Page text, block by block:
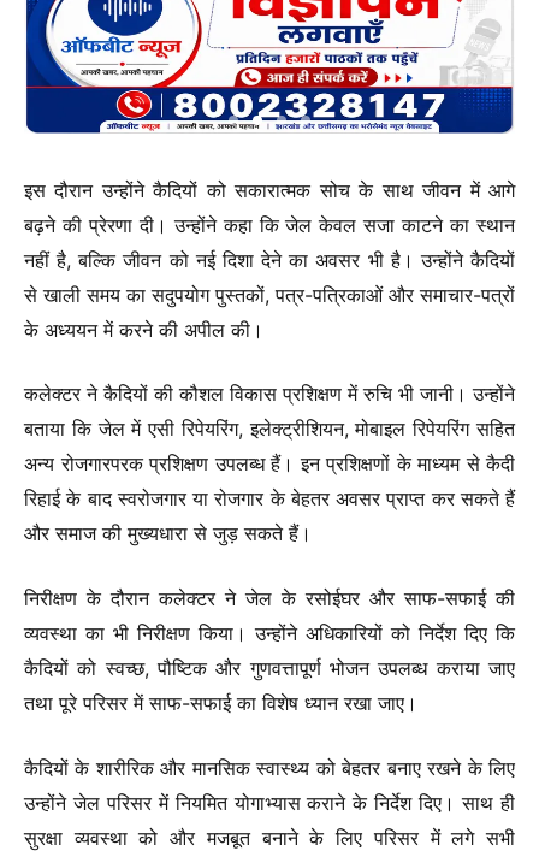
इस दौरान उन्होंने कैदियों को सकारात्मक सोच के साथ जीवन में आगे
बढ़ने की प्रेरणा दी। उन्होंने कहा कि जेल केवल सजा काटने का स्थान
नहीं है, बल्कि जीवन को नई दिशा देने का अवसर भी है। उन्होंने कैदियों
से खाली समय का सदुपयोग पुस्तकों, पत्र-पत्रिकाओं और समाचार-पत्रों
के अध्ययन में करने की अपील की।
कलेक्टर ने कैदियों की कौशल विकास प्रशिक्षण में रुचि भी जानी। उन्होंने
बताया कि जेल में एसी रिपेयरिंग, इलेक्ट्रीशियन, मोबाइल रिपेयरिंग सहित
अन्य रोजगारपरक प्रशिक्षण उपलब्ध हैं। इन प्रशिक्षणों के माध्यम से कैदी
रिहाई के बाद स्वरोजगार या रोजगार के बेहतर अवसर प्राप्त कर सकते हैं
और समाज की मुख्यधारा से जुड़ सकते हैं।
निरीक्षण के दौरान कलेक्टर ने जेल के रसोईघर और साफ-सफाई की
व्यवस्था का भी निरीक्षण किया। उन्होंने अधिकारियों को निर्देश दिए कि
कैदियों को स्वच्छ, पौष्टिक और गुणवत्तापूर्ण भोजन उपलब्ध कराया जाए
तथा पूरे परिसर में साफ-सफाई का विशेष ध्यान रखा जाए।
कैदियों के शारीरिक और मानसिक स्वास्थ्य को बेहतर बनाए रखने के लिए
उन्होंने जेल परिसर में नियमित योगाभ्यास कराने के निर्देश दिए। साथ ही
सुरक्षा व्यवस्था को और मजबूत बनाने के लिए परिसर में लगे सभी